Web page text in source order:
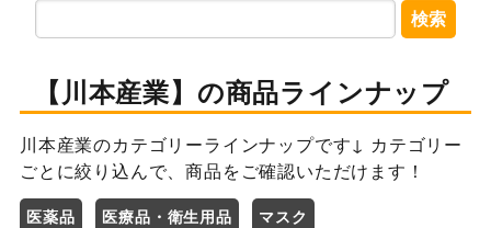
検索
【川本産業】の商品ラインナップ
川本産業のカテゴリーラインナップです↓ カテゴリー
ごとに絞り込んで、商品をご確認いただけます！
医薬品 医療品・衛生用品
マスク